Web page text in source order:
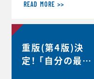
ーで、たくさんの印象
ていました。時事通信
け、大関選手のコメン
トの「真意」をスポー
ツ心理学の視点から、
READ MORE >>
重版(第4版)決
定！ 「自分の最高